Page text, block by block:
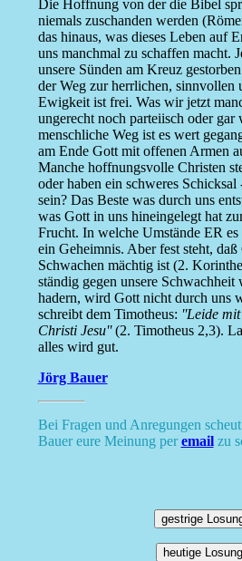
Die Hoffnung von der die Bibel
niemals zuschanden werden
das hinaus, was dieses Leben auf
uns manchmal zu schaffen macht.
unsere Sünden am Kreuz
der Weg zur herrlichen, sinnvollen
Ewigkeit ist frei. Was wir jetzt
ungerecht noch parteiisch oder
menschliche Weg ist es wert
am Ende Gott mit offenen Armen
Manche hoffnungsvolle Christen
oder haben ein schweres
sein? Das Beste was durch uns
was Gott in uns hineingelegt hat
Frucht. In welche Umstände ER
ein Geheimnis. Aber fest steht,
Schwachen mächtig ist (2.
ständig gegen unsere Schwachheit
hadern, wird Gott nicht durch uns
schreibt dem Timotheus: ''Leide
Christi Jesu''(2. Timotheus 2,3).
alles wird gut.
Jörg Bauer
Bei Fragen und Anregungen
Bauer eure Meinung peremailzu
gestrige
heutige Losung